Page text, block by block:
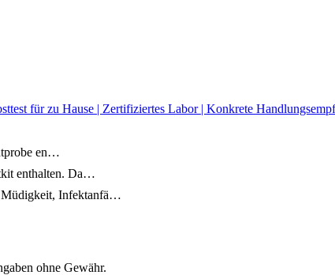
für zu Hause | Zertifiziertes Labor | Konkrete
en…
enthalten. Da…
Infektanfä…
ohne Gewähr.